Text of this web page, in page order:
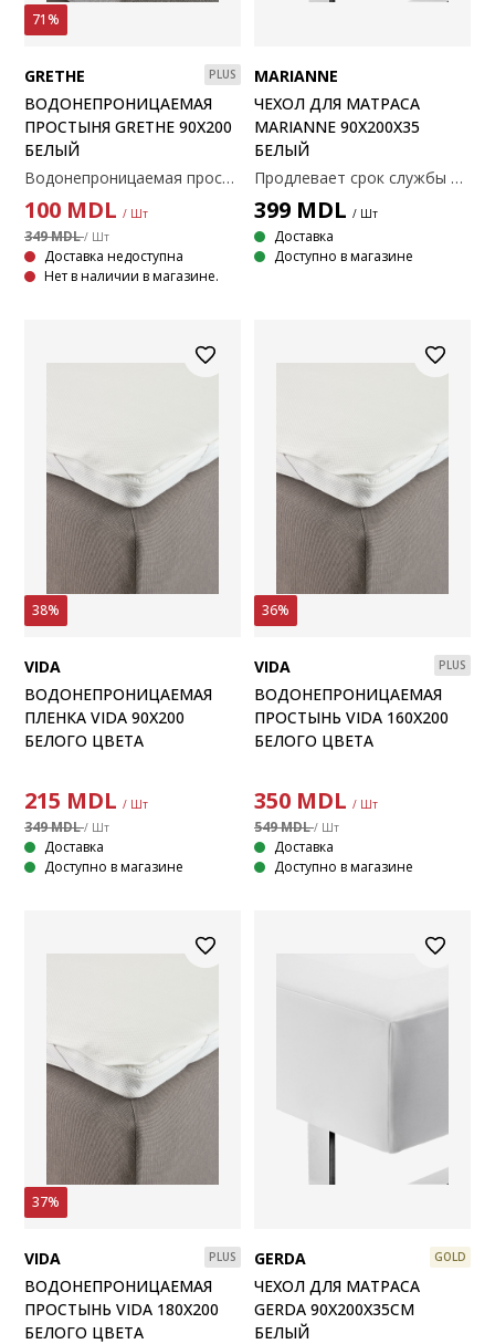
71%
GRETHE PLUS
ВОДОНЕПРОНИЦАЕМАЯ
ПРОСТЫНЯ GRETHE 90X200
БЕЛЫЙ
Водонепроницаемая простыня GRETHE 90x200 белый
100 MDL / Шт
349 MDL/ Шт
Доставка недоступна
Нет в наличии в магазине.
MARIANNE
ЧЕХОЛ ДЛЯ МАТРАСА
MARIANNE 90X200Х35
БЕЛЫЙ
Продлевает срок службы матраса. Выполнен из влагостойкого дышащего полиэстера. Обладает охлаждающим эффектом для более комфортного сна. Для матрасов любого типа. Режим стирки: 60°C. 90х200х40 см.
399 MDL / Шт
Доставка
Доступно в магазине
38%
VIDA
ВОДОНЕПРОНИЦАЕМАЯ
ПЛЕНКА VIDA 90X200
БЕЛОГО ЦВЕТА
215 MDL / Шт
349 MDL/ Шт
Доставка
Доступно в магазине
36%
VIDA PLUS
ВОДОНЕПРОНИЦАЕМАЯ
ПРОСТЫНЬ VIDA 160X200
БЕЛОГО ЦВЕТА
350 MDL / Шт
549 MDL/ Шт
Доставка
Доступно в магазине
37%
VIDA PLUS
ВОДОНЕПРОНИЦАЕМАЯ
ПРОСТЫНЬ VIDA 180X200
БЕЛОГО ЦВЕТА
GERDA GOLD
ЧЕХОЛ ДЛЯ МАТРАСА
GERDA 90X200X35СМ
БЕЛЫЙ